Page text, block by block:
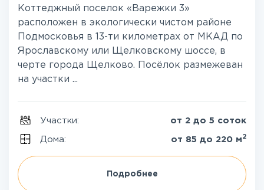
Коттеджный поселок «Варежки 3»
расположен в экологически чистом районе
Подмосковья в 13-ти километрах от МКАД по
Ярославскому или Щелковскому шоссе, в
черте города Щелково. Посёлок размежеван
на участки ...
Участки: от 2 до 5 соток
Дома: от 85 до 220 м 2
Подробнее